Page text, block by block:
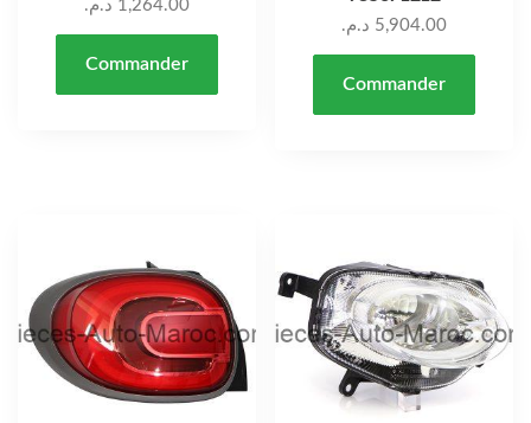
1,264.00 د.م.
Commander
5,904.00 د.م.
Commander